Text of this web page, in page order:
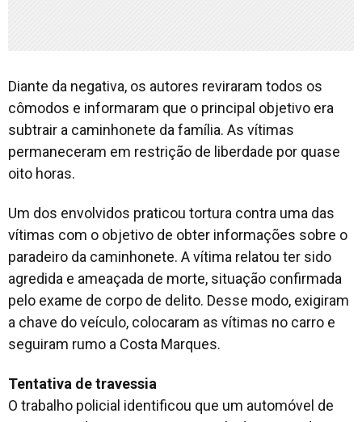
Diante da negativa, os autores reviraram todos os
cômodos e informaram que o principal objetivo era
subtrair a caminhonete da família. As vítimas
permaneceram em restrição de liberdade por quase
oito horas.
Um dos envolvidos praticou tortura contra uma das
vítimas com o objetivo de obter informações sobre o
paradeiro da caminhonete. A vítima relatou ter sido
agredida e ameaçada de morte, situação confirmada
pelo exame de corpo de delito. Desse modo, exigiram
a chave do veículo, colocaram as vítimas no carro e
seguiram rumo a Costa Marques.
Tentativa de travessia
O trabalho policial identificou que um automóvel de